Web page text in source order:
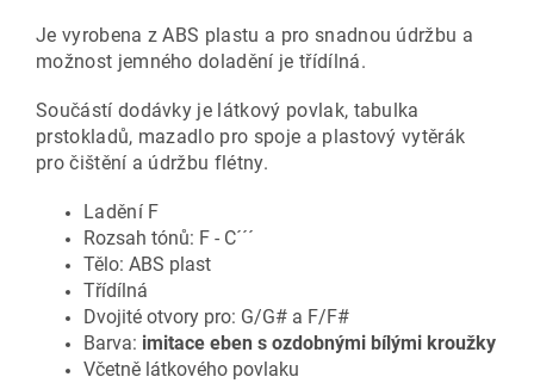
Je vyrobena z ABS plastu a pro snadnou údržbu a
možnost jemného doladění je třídílná.
Součástí dodávky je látkový povlak, tabulka
prstokladů, mazadlo pro spoje a plastový vytěrák
pro čištění a údržbu flétny.
Ladění F
Rozsah tónů: F - C´´´
Tělo: ABS plast
Třídílná
Dvojité otvory pro: G/G# a F/F#
Barva: imitace eben s ozdobnými bílými kroužky
Včetně látkového povlaku